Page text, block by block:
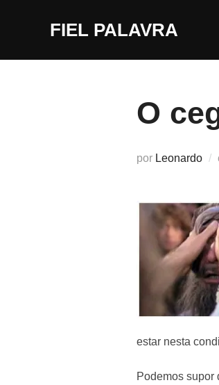
FIEL PALAVRA
O
por Leonardo
estar nesta
Podemos supor